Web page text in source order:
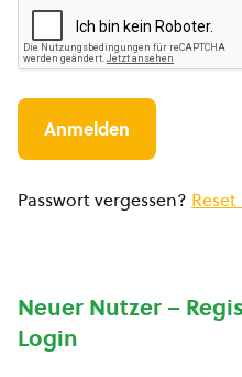
Passwort vergessen? Reset
Neuer Nutzer –
Login